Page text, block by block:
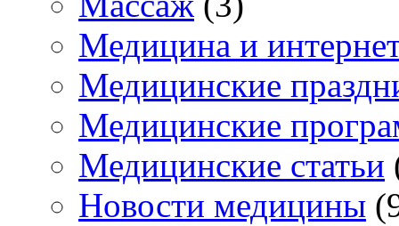
Медицина и
Медицинские
Медицинские
Медицинские статьи
Новости медицины